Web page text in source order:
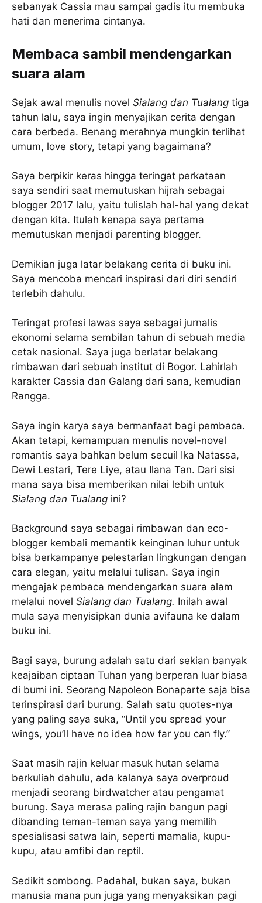
sebanyak Cassia mau sampai gadis itu membuka
hati dan menerima cintanya.
Membaca sambil mendengarkan
suara alam
Sejak awal menulis novel Sialang dan Tualang tiga
tahun lalu, saya ingin menyajikan cerita dengan
cara berbeda. Benang merahnya mungkin terlihat
umum, love story, tetapi yang bagaimana?
Saya berpikir keras hingga teringat perkataan
saya sendiri saat memutuskan hijrah sebagai
blogger 2017 lalu, yaitu tulislah hal-hal yang dekat
dengan kita. Itulah kenapa saya pertama
memutuskan menjadi parenting blogger.
Demikian juga latar belakang cerita di buku ini.
Saya mencoba mencari inspirasi dari diri sendiri
terlebih dahulu.
Teringat profesi lawas saya sebagai jurnalis
ekonomi selama sembilan tahun di sebuah media
cetak nasional. Saya juga berlatar belakang
rimbawan dari sebuah institut di Bogor. Lahirlah
karakter Cassia dan Galang dari sana, kemudian
Rangga.
Saya ingin karya saya bermanfaat bagi pembaca.
Akan tetapi, kemampuan menulis novel-novel
romantis saya bahkan belum secuil Ika Natassa,
Dewi Lestari, Tere Liye, atau Ilana Tan. Dari sisi
mana saya bisa memberikan nilai lebih untuk
Sialang dan Tualang ini?
Background saya sebagai rimbawan dan eco-
blogger kembali memantik keinginan luhur untuk
bisa berkampanye pelestarian lingkungan dengan
cara elegan, yaitu melalui tulisan. Saya ingin
mengajak pembaca mendengarkan suara alam
melalui novel Sialang dan Tualang. Inilah awal
mula saya menyisipkan dunia avifauna ke dalam
buku ini.
Bagi saya, burung adalah satu dari sekian banyak
keajaiban ciptaan Tuhan yang berperan luar biasa
di bumi ini. Seorang Napoleon Bonaparte saja bisa
terinspirasi dari burung. Salah satu quotes-nya
yang paling saya suka, “Until you spread your
wings, you’ll have no idea how far you can fly.”
Saat masih rajin keluar masuk hutan selama
berkuliah dahulu, ada kalanya saya overproud
menjadi seorang birdwatcher atau pengamat
burung. Saya merasa paling rajin bangun pagi
dibanding teman-teman saya yang memilih
spesialisasi satwa lain, seperti mamalia, kupu-
kupu, atau amfibi dan reptil.
Sedikit sombong. Padahal, bukan saya, bukan
manusia mana pun juga yang menyaksikan pagi